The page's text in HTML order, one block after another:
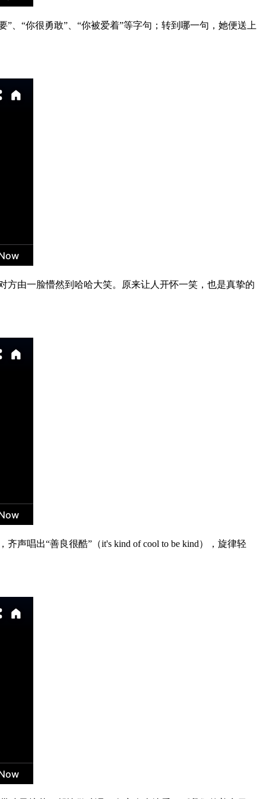
、“你很勇敢”、“你被爱着”等字句；转到哪一句，她便送上
方由一脸懵然到哈哈大笑。原来让人开怀一笑，也是真挚的
声唱出“善良很酷”（it's kind of cool to be kind），旋律轻